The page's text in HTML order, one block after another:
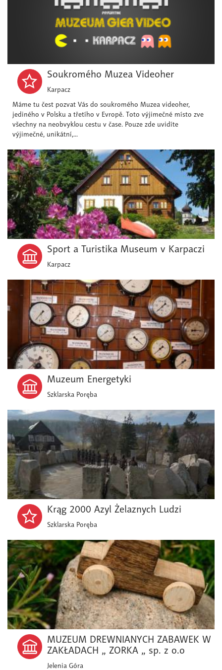
Soukromého Muzea Videoher
Karpacz
Máme tu čest pozvat Vás do soukromého Muzea videoher,
jediného v Polsku a třetího v Evropě. Toto výjimečné místo zve
všechny na neobvyklou cestu v čase. Pouze zde uvidíte
výjimečné, unikátní,...
Sport a Turistika Museum v Karpaczi
Karpacz
Muzeum Energetyki
Szklarska Poręba
Krąg 2000 Azyl Żelaznych Ludzi
Szklarska Poręba
MUZEUM DREWNIANYCH ZABAWEK W
ZAKŁADACH „ ZORKA „ sp. z o.o
Jelenia Góra